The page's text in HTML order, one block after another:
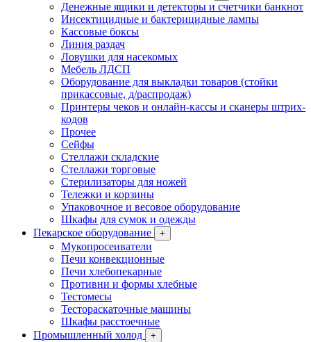
Денежные ящики и детекторы и счетчики банкнот
Инсектицидные и бактерицидные лампы
Кассовые боксы
Линия раздач
Ловушки для насекомых
Мебель ЛДСП
Оборудование для выкладки товаров (стойки
прикассовые, д/распродаж)
Принтеры чеков и онлайн-кассы и сканеры штрих-
кодов
Прочее
Сейфы
Стеллажи складские
Стеллажи торговые
Стерилизаторы для ножей
Тележки и корзины
Упаковочное и весовое оборудование
Шкафы для сумок и одежды
Пекарское оборудование
+
Мукопросеиватели
Печи конвекционные
Печи хлебопекарные
Противни и формы хлебные
Тестомесы
Тестораскаточные машины
Шкафы расстоечные
Промышленный холод
+